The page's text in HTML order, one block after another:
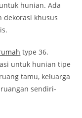
hunian. Ada
dekorasi khusus
type 36.
untuk hunian tipe
tamu, keluarga
sendiri-